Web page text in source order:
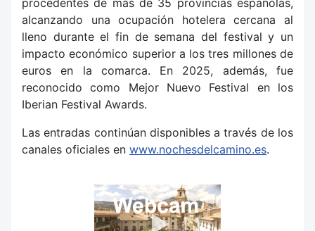
alcanzando una ocupación hotelera cercana al
lleno durante el fin de semana del festival y un
impacto económico superior a los tres millones de
euros en la comarca. En 2025, además, fue
reconocido como Mejor Nuevo Festival en los
Iberian Festival Awards.
Las entradas continúan disponibles a través de los
canales oficiales en www.nochesdelcamino.es.